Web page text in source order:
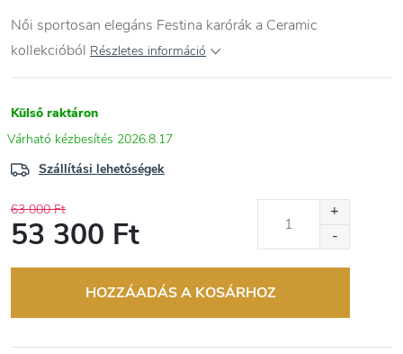
Női sportosan elegáns Festina karórák a Ceramic
kollekcióból Részletes információ
Külső raktáron
2026.8.17
Szállítási lehetőségek
63 000 Ft
53 300 Ft
HOZZÁADÁS A KOSÁRHOZ